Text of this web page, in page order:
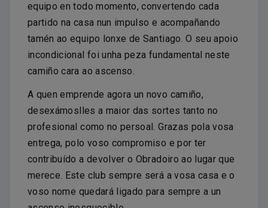
equipo en todo momento, convertendo cada
partido na casa nun impulso e acompañando
tamén ao equipo lonxe de Santiago. O seu apoio
incondicional foi unha peza fundamental neste
camiño cara ao ascenso.
A quen emprende agora un novo camiño,
desexámoslles a maior das sortes tanto no
profesional como no persoal. Grazas pola vosa
entrega, polo voso compromiso e por ter
contribuído a devolver o Obradoiro ao lugar que
merece. Este club sempre será a vosa casa e o
voso nome quedará ligado para sempre a un